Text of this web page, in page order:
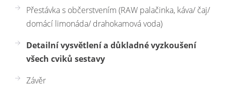
Přestávka s občerstvením (RAW palačinka, káva/ čaj/
domácí limonáda/ drahokamová voda)
Detailní vysvětlení a důkladné vyzkoušení
všech cviků sestavy
Závěr